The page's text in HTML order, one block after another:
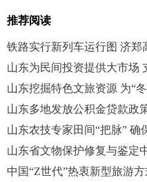
推荐阅读
铁路实行新列车运行图 济郑
山东为民间投资提供大市场
山东挖掘特色文旅资源 为“
山东多地发放公积金贷款政
山东农技专家田间“把脉” 确
山东省文物保护修复与鉴定
中国“Z世代”热衷新型旅游